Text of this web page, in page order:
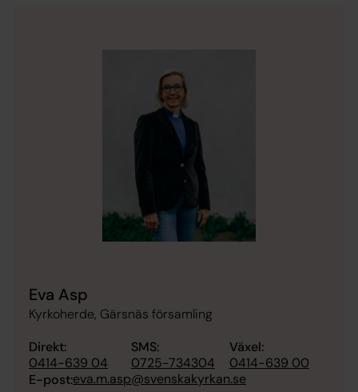
Eva Asp
Kyrkoherde, Gärsnäs församling
Direkt:
0414-639 04
SMS:
0725-734304
Växel:
0414-639 00
E-post:eva.m.asp@svenskakyrkan.se